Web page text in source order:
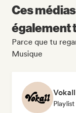
Ces
également
Parce que tu
Musique
Playlist